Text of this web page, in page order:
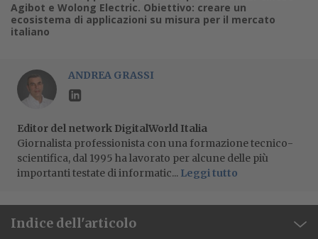
Agibot e Wolong Electric. Obiettivo: creare un
ecosistema di applicazioni su misura per il mercato
italiano
ANDREA GRASSI
Editor del network DigitalWorld Italia
Giornalista professionista con una formazione tecnico-
scientifica, dal 1995 ha lavorato per alcune delle più
importanti testate di informatic... Leggi tutto
Indice dell'articolo